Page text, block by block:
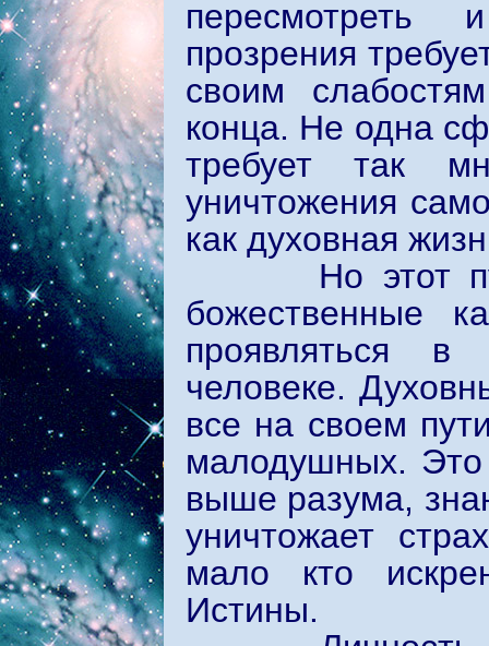
пересмотреть
прозрения
своим
конца. Не одна
требует так
уничтожения
как духовная
Но этот путь
божественные
проявляться
человеке.
все на своем
малодушных. Это
выше разума,
уничтожает
мало кто
Истины.